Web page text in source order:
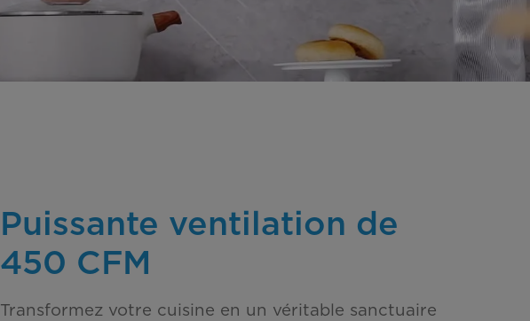
Puissante ventilation de
450 CFM
Transformez votre cuisine en un véritable sanctuaire